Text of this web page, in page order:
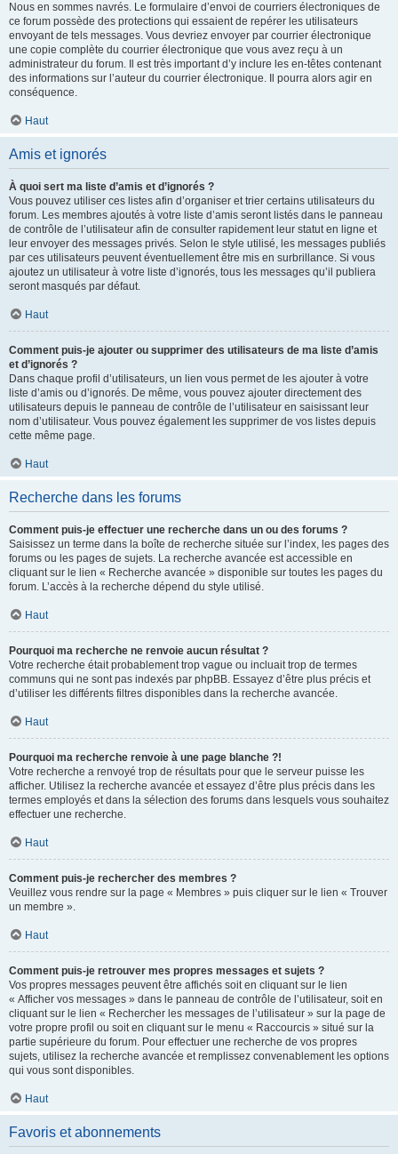
Nous en sommes navrés. Le formulaire d’envoi de courriers électroniques de
ce forum possède des protections qui essaient de repérer les utilisateurs
envoyant de tels messages. Vous devriez envoyer par courrier électronique
une copie complète du courrier électronique que vous avez reçu à un
administrateur du forum. Il est très important d’y inclure les en-têtes contenant
des informations sur l’auteur du courrier électronique. Il pourra alors agir en
conséquence.
Haut
Amis et ignorés
À quoi sert ma liste d’amis et d’ignorés ?
Vous pouvez utiliser ces listes afin d’organiser et trier certains utilisateurs du
forum. Les membres ajoutés à votre liste d’amis seront listés dans le panneau
de contrôle de l’utilisateur afin de consulter rapidement leur statut en ligne et
leur envoyer des messages privés. Selon le style utilisé, les messages publiés
par ces utilisateurs peuvent éventuellement être mis en surbrillance. Si vous
ajoutez un utilisateur à votre liste d’ignorés, tous les messages qu’il publiera
seront masqués par défaut.
Haut
Comment puis-je ajouter ou supprimer des utilisateurs de ma liste d’amis
et d’ignorés ?
Dans chaque profil d’utilisateurs, un lien vous permet de les ajouter à votre
liste d’amis ou d’ignorés. De même, vous pouvez ajouter directement des
utilisateurs depuis le panneau de contrôle de l’utilisateur en saisissant leur
nom d’utilisateur. Vous pouvez également les supprimer de vos listes depuis
cette même page.
Haut
Recherche dans les forums
Comment puis-je effectuer une recherche dans un ou des forums ?
Saisissez un terme dans la boîte de recherche située sur l’index, les pages des
forums ou les pages de sujets. La recherche avancée est accessible en
cliquant sur le lien « Recherche avancée » disponible sur toutes les pages du
forum. L’accès à la recherche dépend du style utilisé.
Haut
Pourquoi ma recherche ne renvoie aucun résultat ?
Votre recherche était probablement trop vague ou incluait trop de termes
communs qui ne sont pas indexés par phpBB. Essayez d’être plus précis et
d’utiliser les différents filtres disponibles dans la recherche avancée.
Haut
Pourquoi ma recherche renvoie à une page blanche ?!
Votre recherche a renvoyé trop de résultats pour que le serveur puisse les
afficher. Utilisez la recherche avancée et essayez d’être plus précis dans les
termes employés et dans la sélection des forums dans lesquels vous souhaitez
effectuer une recherche.
Haut
Comment puis-je rechercher des membres ?
Veuillez vous rendre sur la page « Membres » puis cliquer sur le lien « Trouver
un membre ».
Haut
Comment puis-je retrouver mes propres messages et sujets ?
Vos propres messages peuvent être affichés soit en cliquant sur le lien
« Afficher vos messages » dans le panneau de contrôle de l’utilisateur, soit en
cliquant sur le lien « Rechercher les messages de l’utilisateur » sur la page de
votre propre profil ou soit en cliquant sur le menu « Raccourcis » situé sur la
partie supérieure du forum. Pour effectuer une recherche de vos propres
sujets, utilisez la recherche avancée et remplissez convenablement les options
qui vous sont disponibles.
Haut
Favoris et abonnements